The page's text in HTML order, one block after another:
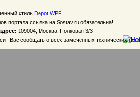
стиль Depot WPF
портала ссылка на Sostav.ru обязательна!
109004, Москва, Полковая 3/3
Вас сообщать о всех замеченных технических